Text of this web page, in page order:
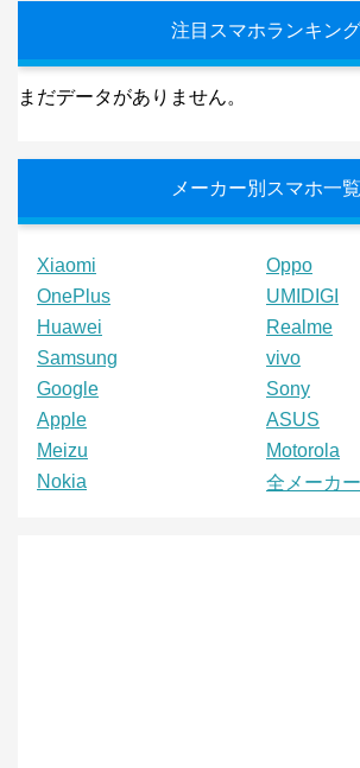
注目スマホランキング
まだデータがありません。
メーカー別スマホ一覧
Xiaomi
Oppo
OnePlus
UMIDIGI
Huawei
Realme
Samsung
vivo
Google
Sony
Apple
ASUS
Meizu
Motorola
Nokia
全メーカ